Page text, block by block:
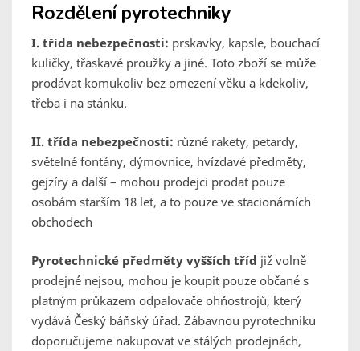
Rozdělení pyrotechniky
I. třída nebezpečnosti: prskavky, kapsle, bouchací
kuličky, třaskavé proužky a jiné. Toto zboží se může
prodávat komukoliv bez omezení věku a kdekoliv,
třeba i na stánku.
II. třída nebezpečnosti: různé rakety, petardy,
světelné fontány, dýmovnice, hvízdavé předměty,
gejzíry a další – mohou prodejci prodat pouze
osobám starším 18 let, a to pouze ve stacionárních
obchodech
Pyrotechnické předměty vyšších tříd již volně
prodejné nejsou, mohou je koupit pouze občané s
platným průkazem odpalovače ohňostrojů, který
vydává Český báňský úřad. Zábavnou pyrotechniku
doporučujeme nakupovat ve stálých prodejnách,